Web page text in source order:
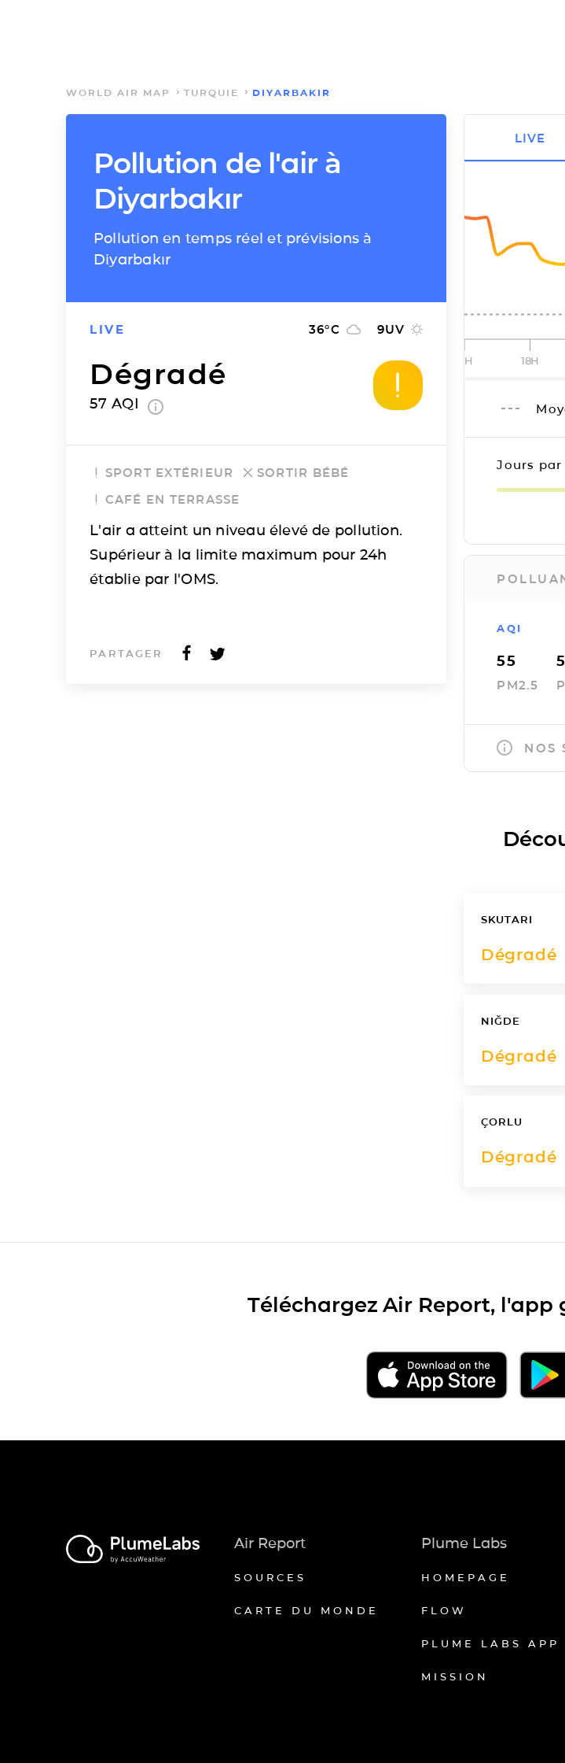
WORLD AIR MAP TURQUIE DIYARBAKIR
Pollution de l'air à
Diyarbakır
Pollution en temps réel et prévisions à
Diyarbakır
LIVE 36°C 9UV
Dégradé
57 AQI
SPORT EXTÉRIEUR
SORTIR BÉBÉ
CAFÉ EN TERRASSE
L'air a atteint un niveau élevé de pollution.
Supérieur à la limite maximum pour 24h
établie par l'OMS.
PARTAGER
12H 18H
Jours par
AQI
55
PM2.5
NOS
LIVE
SKUTARI
Dégradé
NIĞDE
Dégradé
ÇORLU
Dégradé
Téléchargez Air Report,
Air Report
SOURCES
CARTE DU MONDE
Plume Labs
HOMEPAGE
FLOW
PLUME LABS APP
MISSION